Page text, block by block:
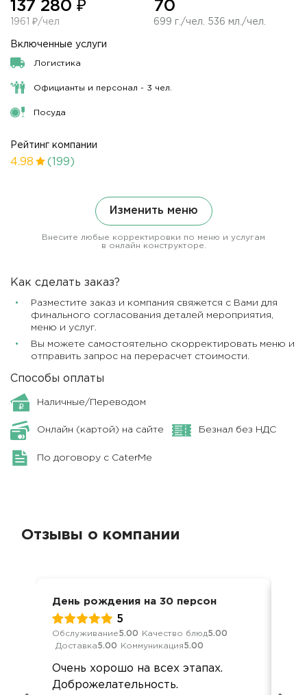
137 280 ₽
1961 ₽/чел
70
699 г./чел. 536 мл./чел.
Включенные услуги
Логистика
Официанты и персонал - 3 чел.
Посуда
Рейтинг компании
4.98 (199)
Изменить меню
Внесите любые корректировки по меню и услугам
в онлайн конструкторе.
Как сделать заказ?
Разместите заказ и компания свяжется с Вами для
финального согласования деталей мероприятия,
меню и услуг.
Вы можете самостоятельно скорректировать меню и
отправить запрос на перерасчет стоимости.
Способы оплаты
Наличные/Переводом
Онлайн (картой) на сайте Безнал без НДС
По договору с CaterMe
Отзывы о компании
День рождения на 30 персон
5
Обслуживание5.00 Качество блюд5.00
Доставка5.00 Коммуникация5.00
Очень хорошо на всех этапах.
Доброжелательность.